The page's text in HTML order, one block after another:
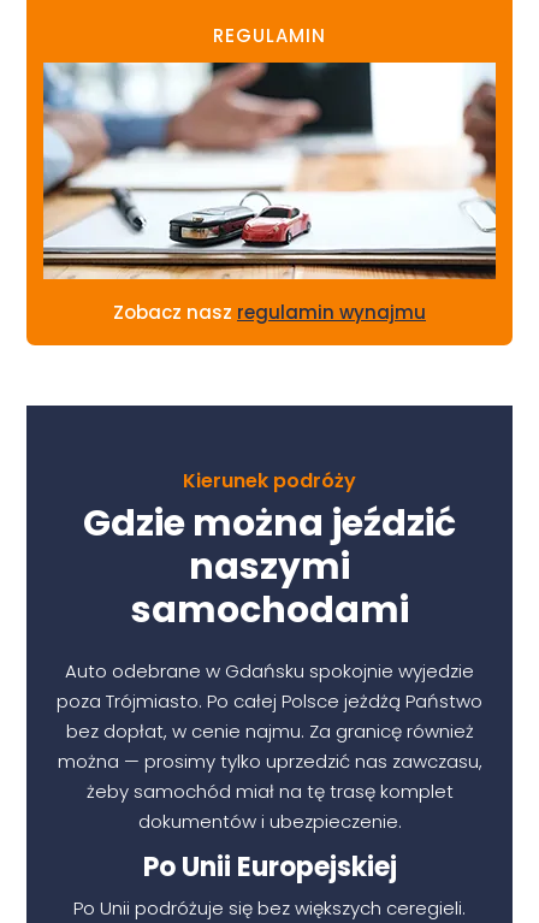
REGULAMIN
Zobacz nasz regulamin wynajmu
Kierunek podróży
Gdzie można jeździć
naszymi
samochodami
Auto odebrane w Gdańsku spokojnie wyjedzie
poza Trójmiasto. Po całej Polsce jeżdżą Państwo
bez dopłat, w cenie najmu. Za granicę również
można — prosimy tylko uprzedzić nas zawczasu,
żeby samochód miał na tę trasę komplet
dokumentów i ubezpieczenie.
Po Unii Europejskiej
Po Unii podróżuje się bez większych ceregieli.